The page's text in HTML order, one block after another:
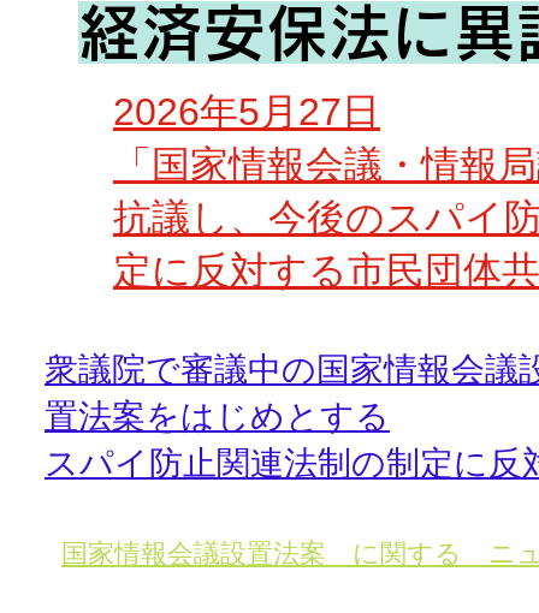
経済安保法に
2026年5月27日
「国家情報会議・情報
抗議し、 今後のスパイ
定に反対する市民団体
衆議院で審議中の国家情報会議
置法案をはじめとする
スパイ防止関連法制の制定に反
国家情報会議設置法案 に関する ニ